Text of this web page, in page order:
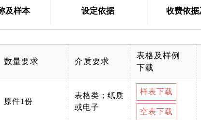
及样本 设定依据 收费依据
数量要求 介质要求
表格及样例
下载
原件1份
表格类；纸质
或电子
样表下载
空表下载